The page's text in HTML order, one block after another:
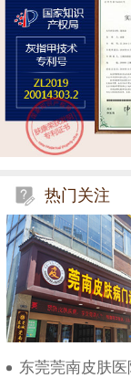
热门关注
东莞莞南皮肤